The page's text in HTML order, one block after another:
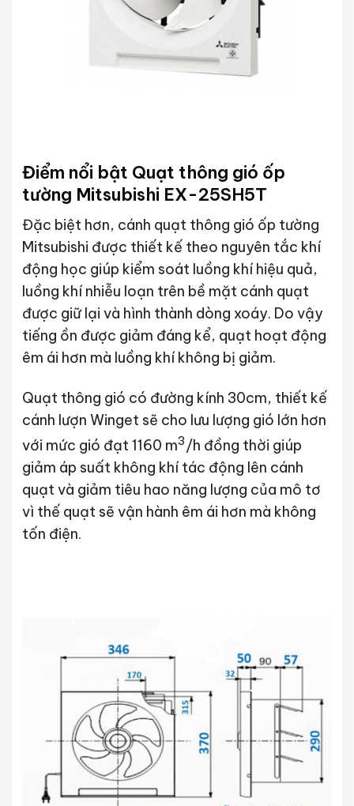
Điểm nổi bật Quạt thông gió ốp
tường Mitsubishi EX-25SH5T
Đặc biệt hơn, cánh quạt thông gió ốp tường
Mitsubishi được thiết kế theo nguyên tắc khí
động học giúp kiểm soát luồng khí hiệu quả,
luồng khí nhiễu loạn trên bề mặt cánh quạt
được giữ lại và hình thành dòng xoáy. Do vậy
tiếng ồn được giảm đáng kể, quạt hoạt động
êm ái hơn mà luồng khí không bị giảm.
Quạt thông gió có đường kính 30cm, thiết kế
cánh lượn Winget sẽ cho lưu lượng gió lớn hơn
với mức gió đạt 1160 m3 /h đồng thời giúp
giảm áp suất không khí tác động lên cánh
quạt và giảm tiêu hao năng lượng của mô tơ
vì thế quạt sẽ vận hành êm ái hơn mà không
tốn điện.